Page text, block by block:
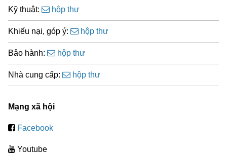
Kỹ thuật: hộp thư
Khiếu nại, góp ý: hộp thư
Bảo hành: hộp thư
Nhà cung cấp: hộp thư
Mạng xã hội
Facebook
Youtube